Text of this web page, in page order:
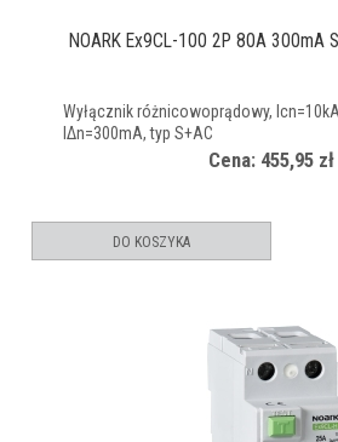
NOARK Ex9CL-100 2P 80A 300mA
Wyłącznik różnicowoprądowy,
IΔn=300mA, typ S+AC
Cena: 455,95 zł
DO KOSZYKA